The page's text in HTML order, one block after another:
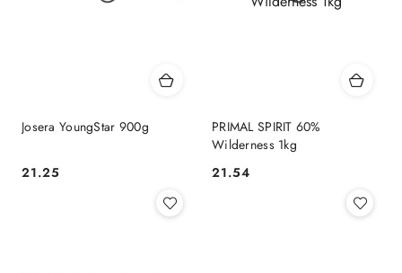
Josera YoungStar 900g
Cena:
21.25
PRIMAL SPIRIT 60%
Wilderness 1kg
Cena:
21.54